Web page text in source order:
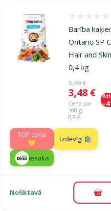
Barība
Ontario SP
Hair and
0,4 kg
Oriģinālā
5,99 €
Cena
3,48 €
Cena par
100 g:
0,9 €
-
TOP cena
💛
Izdevīgi 🛍️
iesaka
Noliktavā